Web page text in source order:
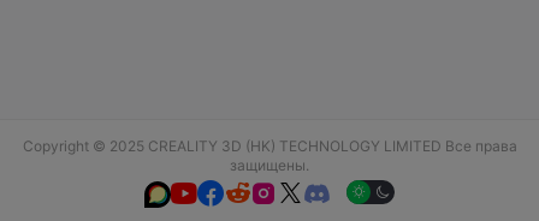
Copyright © 2025 CREALITY 3D (HK) TECHNOLOGY LIMITED Все права
защищены.
  